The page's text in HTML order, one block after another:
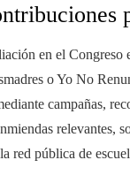
en el Congreso
o Yo No
campañas,
relevantes,
red pública de